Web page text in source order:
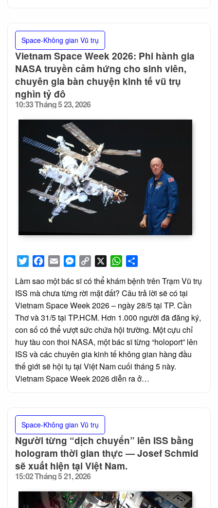
TwitterFacebook
Email Messenger
Copy
WhatsApp
Làm sao một bác sĩ có thể khám bệnh trên Trạm Vũ trụ
ISS mà chưa từng rời mặt đất? Câu trả lời sẽ có tại
Vietnam Space Week 2026 – ngày 28/5 tại TP. Cần
Thơ và 31/5 tại TP.HCM. Hơn 1.000 người đã đăng ký,
con số có thể vượt sức chứa hội trường. Một cựu chỉ
huy tàu con thoi NASA, một bác sĩ từng “holoport” lên
ISS và các chuyên gia kinh tế không gian hàng đầu
thế giới sẽ hội tụ tại Việt Nam cuối tháng 5 này.
Vietnam Space Week 2026 diễn ra ở…
Space-Không gian Vũ trụ
Vietnam Space Week 2026: Phi hành gia
NASA truyền cảm hứng cho sinh viên,
chuyên gia bàn chuyện kinh tế vũ trụ
nghìn tỷ đô
Posted
on
10:33 Tháng 5 23, 2026
Space-Không gian Vũ trụ
Người từng “dịch chuyển” lên ISS bằng
hologram thời gian thực — Josef Schmid
sẽ xuất hiện tại Việt Nam.
Posted
on
15:02 Tháng 5 21, 2026